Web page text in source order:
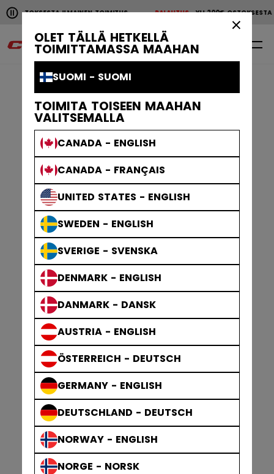
OLET TÄLLÄ HETKELLÄ
TOIMITTAMASSA MAAHAN
SUOMI - SUOMI
TOIMITA TOISEEN MAAHAN
VALITSEMALLA
CANADA - ENGLISH
CANADA - FRANÇAIS
UNITED STATES - ENGLISH
SWEDEN - ENGLISH
SVERIGE - SVENSKA
DENMARK - ENGLISH
DANMARK - DANSK
AUSTRIA - ENGLISH
ÖSTERREICH - DEUTSCH
GERMANY - ENGLISH
DEUTSCHLAND - DEUTSCH
NORWAY - ENGLISH
NORGE - NORSK
Pause the horizontal scroll animation.
OSTOKSESTA ILMAINEN TOIMITUSPALAUTUS YLI 200€
YLI 200€ OSTOKSESTA ILMAINEN TOIMITUS